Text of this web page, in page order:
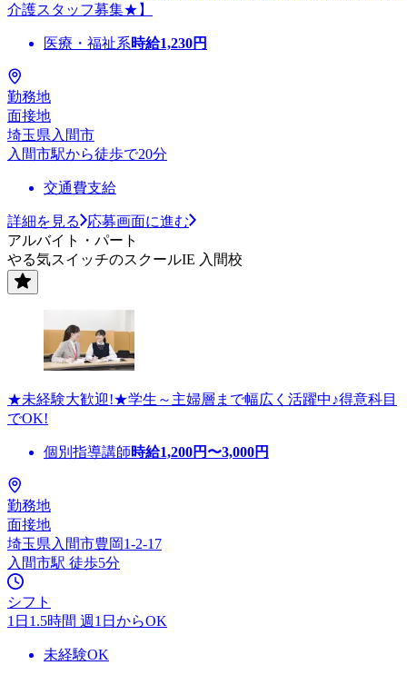
介護スタッフ募集★】
医療・福祉系時給1,230円
勤務地
面接地
埼玉県入間市
入間市駅から徒歩で20分
交通費支給
詳細を見る
応募画面に進む
アルバイト・パート
やる気スイッチのスクールIE 入間校
★未経験大歓迎!★学生～主婦層まで幅広く活躍中♪得意科目
でOK!
個別指導講師時給1,200円〜3,000円
勤務地
面接地
埼玉県入間市豊岡1-2-17
入間市駅 徒歩5分
シフト
1日1.5時間 週1日からOK
未経験OK